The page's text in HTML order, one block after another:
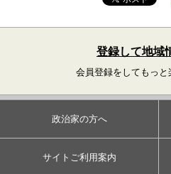
登録して地域
会員登録をしてもっと
政治家の方へ
サイトご利用案内